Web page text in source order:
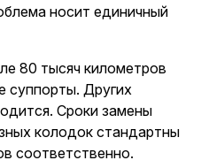
носит единичный
80 тысяч километров
суппорты. Других
Сроки замены
колодок стандартны
соответственно.